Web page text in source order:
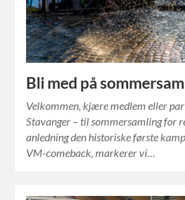
Bli med på
Velkommen, kjære medlem eller
Stavanger – til sommersamling for
anledning den historiske første
VM-comeback, markerer vi…